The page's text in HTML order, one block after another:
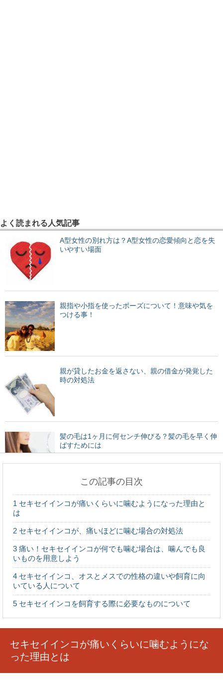
よく読まれる人気記事
A型女性の別れ方は？A型女性の恋愛傾向と恋を失
いやすい場面
親指や小指を使ったポーズについて！意味や気を
つける事！
親が貸したお金を返さない、親の借金が発覚した
時の対処法
髪の毛は1ヶ月に何センチ伸びる？髪の毛を早く伸
ばすためには
数学が得意な人が向いている職業は？理数系に強
買った服を返品、交換したいと思うときにまず読
みましょう
○センチ！
この記事の目次
1 セキセイインコが痛いくらいに噛むようになった理由と
は
2 セキセイインコが、痛いほどに噛む場合の対処法
3 痛い！セキセイインコが何でも噛む場合は、噛んでも良
いものを用意しよう
4 セキセイインコ、オスとメスでの性格の違いや飼育に向
いている人について
5 セキセイインコを飼育する際に必要なものについて
セキセイインコが痛いくらいに噛むようにな
った理由とは